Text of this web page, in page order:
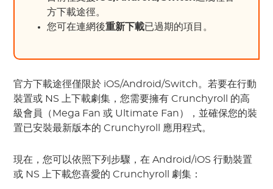
方下載途徑。
您可在連網後重新下載已過期的項目。
官方下載途徑僅限於 iOS/Android/Switch。若要在行動
裝置或 NS 上下載劇集，您需要擁有 Crunchyroll 的高
級會員（Mega Fan 或 Ultimate Fan），並確保您的裝
置已安裝最新版本的 Crunchyroll 應用程式。
現在，您可以依照下列步驟，在 Android/iOS 行動裝置
或 NS 上下載您喜愛的 Crunchyroll 劇集：